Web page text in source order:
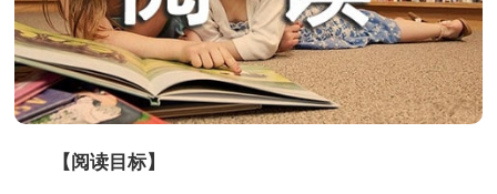
【阅读目标】